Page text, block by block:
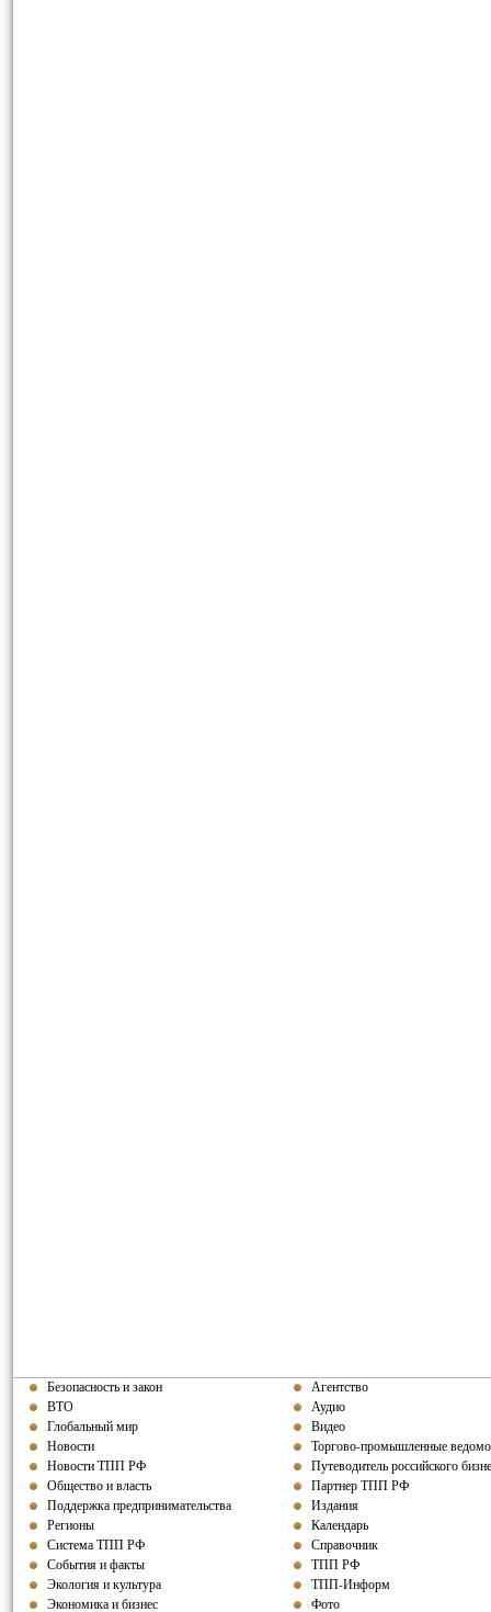
Безопасность и закон
ВТО
Глобальный мир
Новости
Новости ТПП РФ
Общество и власть
Поддержка предпринимательства
Регионы
Система ТПП РФ
События и факты
Экология и культура
Экономика и бизнес
Агентство
Аудио
Видео
Торгово-промышленные
Путеводитель российского
Партнер ТППРФ
Издания
Календарь
Справочник
ТПП РФ
ТПП-Информ
Фото